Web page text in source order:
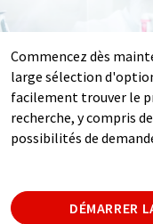
Commencez dès
large sélection
facilement trouver le
recherche, y compris
possibilités de
DÉMARRER